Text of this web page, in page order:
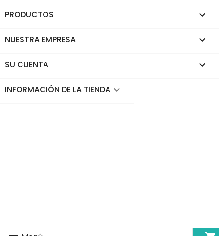
PRODUCTOS 
NUESTRA EMPRESA 
SU CUENTA 
INFORMACIÓN DE LA TIENDA keyboard_arrow_down